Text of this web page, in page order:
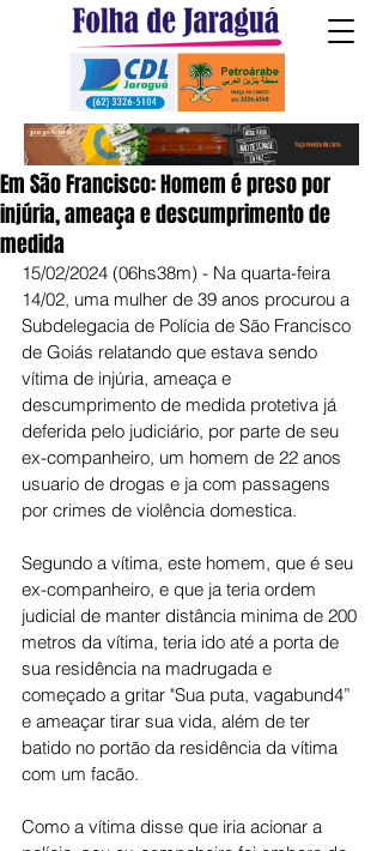
Em São Francisco: Homem é preso por
injúria, ameaça e descumprimento de
medida
15/02/2024 (06hs38m) - Na quarta-feira
14/02, uma mulher de 39 anos procurou a
Subdelegacia de Polícia de São Francisco
de Goiás relatando que estava sendo
vítima de injúria, ameaça e
descumprimento de medida protetiva já
deferida pelo judiciário, por parte de seu
ex-companheiro, um homem de 22 anos
usuario de drogas e ja com passagens
por crimes de violência domestica.
Segundo a vítima, este homem, que é seu
ex-companheiro, e que ja teria ordem
judicial de manter distância minima de 200
metros da vítima, teria ido até a porta de
sua residência na madrugada e
começado a gritar "Sua puta, vagabund4”
e ameaçar tirar sua vida, além de ter
batido no portão da residência da vítima
com um facão.
Como a vítima disse que iria acionar a